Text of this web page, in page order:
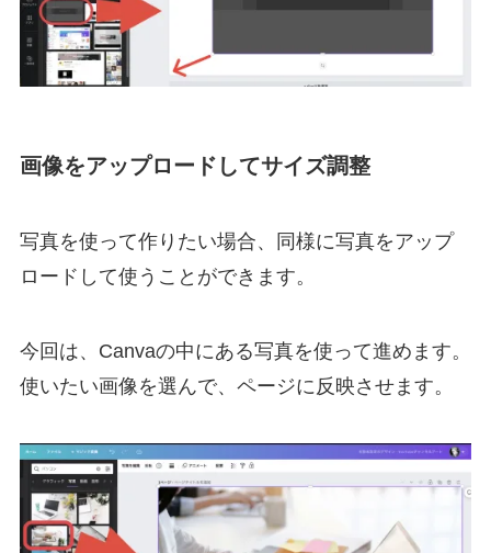
画像をアップロードしてサイズ調整
写真を使って作りたい場合、同様に写真をアップ
ロードして使うことができます。
今回は、Canvaの中にある写真を使って進めます。
使いたい画像を選んで、ページに反映させます。